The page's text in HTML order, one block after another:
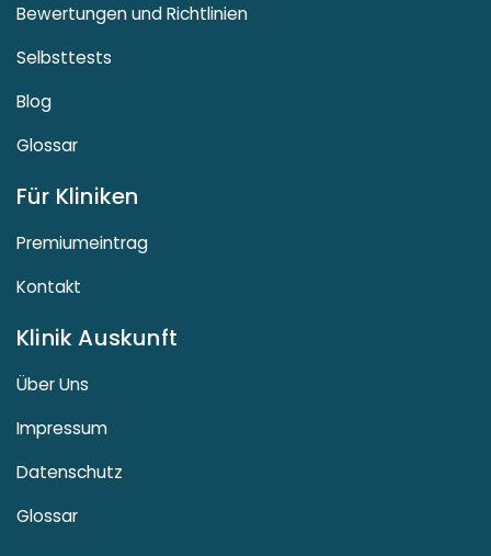
Bewertungen und Richtlinien
Selbsttests
Blog
Glossar
Für Kliniken
Premiumeintrag
Kontakt
Klinik Auskunft
Über Uns
Impressum
Datenschutz
Glossar